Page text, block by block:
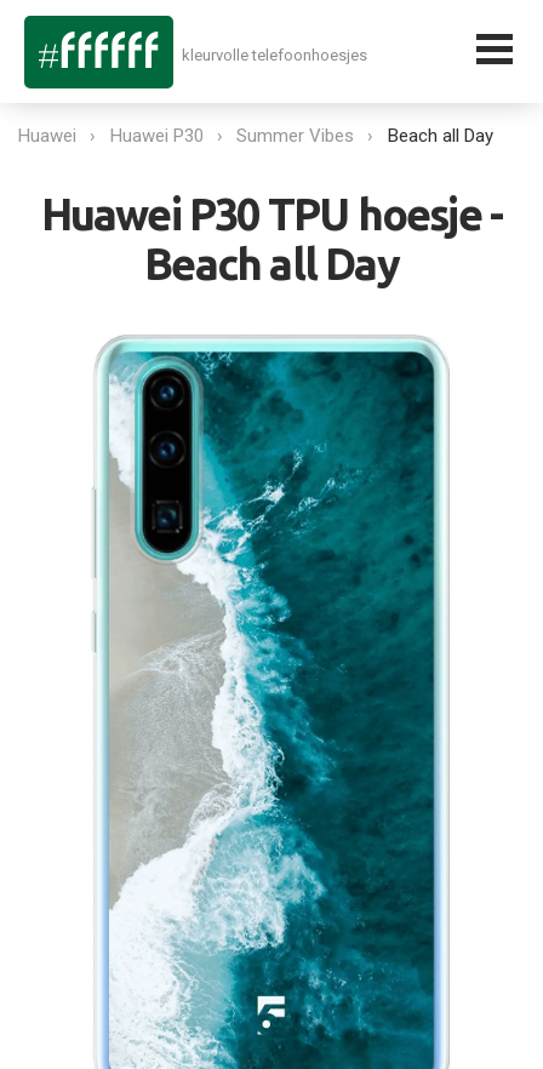
kleurvolle telefoonhoesjes
Huawei Huawei P30 Summer Vibes Beach all Day
Huawei P30 TPU hoesje -
Beach all Day